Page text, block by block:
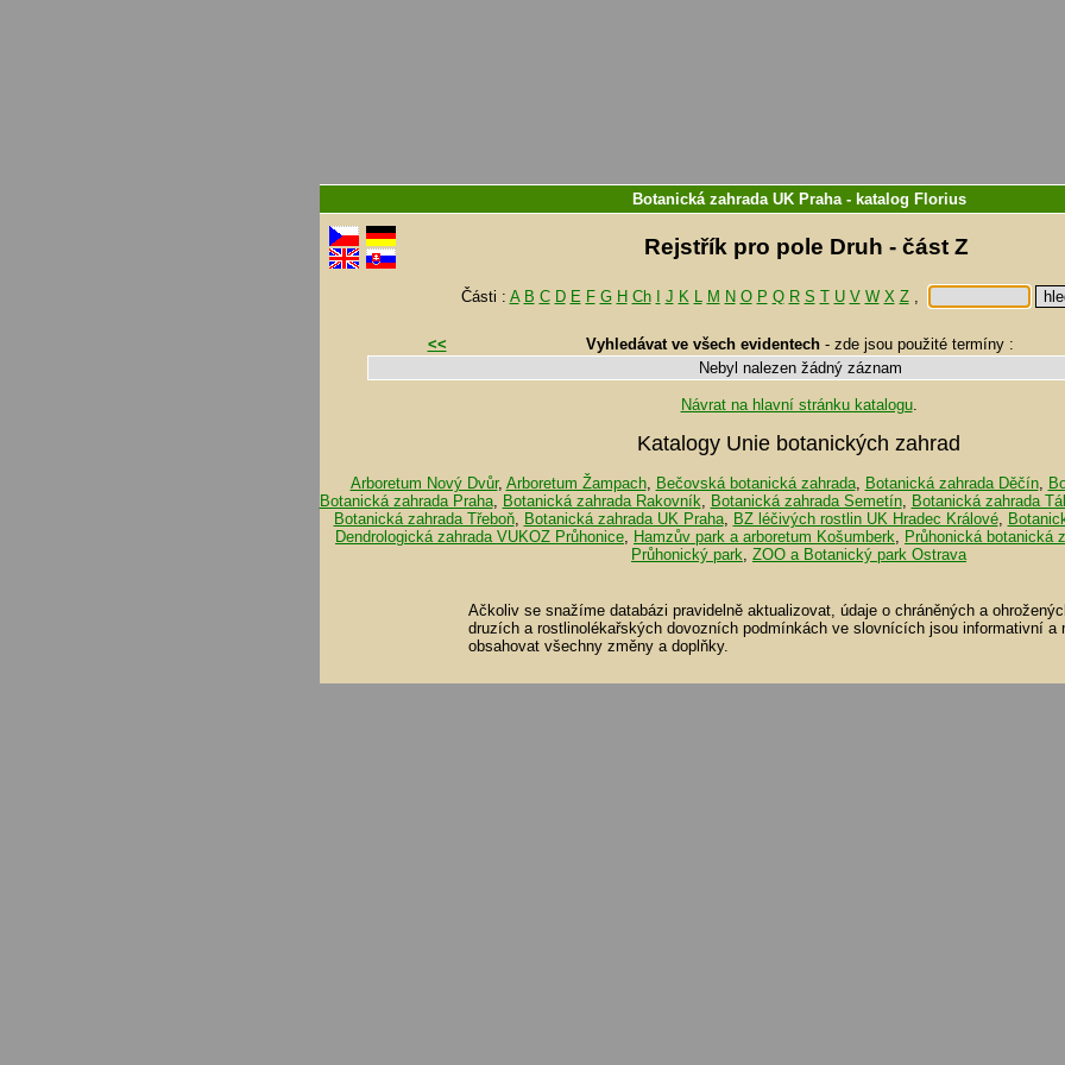
Botanická zahrada UK Praha- katalog Florius
Rejstřík pro pole Druh - část Z
Části : A B C D E F G H Ch J K L M N O P Q R S T U V W X Z,
<< Vyhledávat ve všech evidentech- zde jsou použité termíny :
Nebyl nalezen žádný záznam
Návrat na hlavní stránku katalogu.
Katalogy Unie botanických zahrad
Arboretum Nový Dvůr, Arboretum Žampach, Bečovská botanická zahrada, Botanická zahrada Děčín,
Botanická zahrada Praha, Botanická zahrada Rakovník Botanická zahrada Semetín, Botanická zahrada
Botanická zahrada Třeboň, Botanická zahrada UK Praha, BZ léčivých rostlin UK Hradec Králové,
Dendrologická zahrada VUKOZ Průhonice
Hamzův park a arboretum Košumberk Průhonická botanická
Průhonický park ZOO a Botanický park Ostrava
Ačkoliv se snažíme databázi pravidelně aktualizovat, údaje o chráněných a
druzích a rostlinolékařských dovozních podmínkách ve slovnících jsou informativní a
obsahovat všechny změny a doplňky.